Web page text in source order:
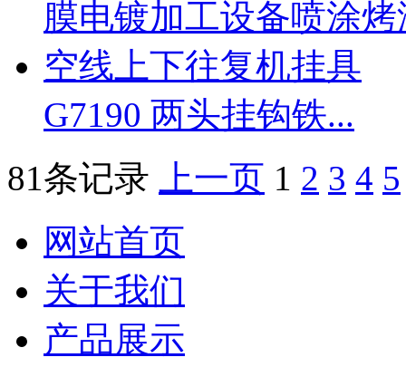
G7190 两头挂钩铁...
81条记录
上一页 1 2 3 4 5
网站首页
关于我们
产品展示